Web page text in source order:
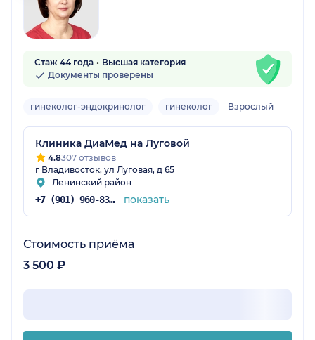
Стаж 44 года
Высшая категория
Документы проверены
гинеколог-эндокринолог гинеколог Взрослый
Клиника ДиаМед на Луговой
4.8307 отзывов
г Владивосток, ул Луговая, д 65
Ленинский район
+7 (901) 960-83-48 показать
Стоимость приёма
3 500 ₽